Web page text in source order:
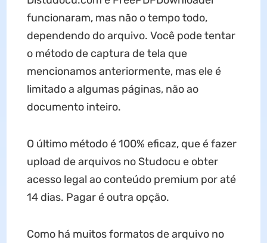
funcionaram, mas não o tempo todo,
dependendo do arquivo. Você pode tentar
o método de captura de tela que
mencionamos anteriormente, mas ele é
limitado a algumas páginas, não ao
documento inteiro.
O último método é 100% eficaz, que é fazer
upload de arquivos no Studocu e obter
acesso legal ao conteúdo premium por até
14 dias. Pagar é outra opção.
Como há muitos formatos de arquivo no